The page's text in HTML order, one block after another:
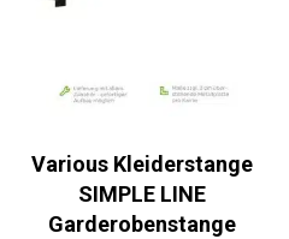
Various Kleiderstange
SIMPLE LINE
Garderobenstange